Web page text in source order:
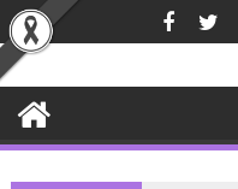
Skip
to
content